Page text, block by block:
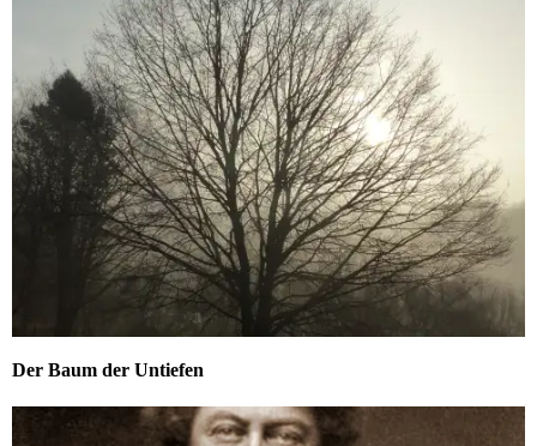
Der Baum der Untiefen